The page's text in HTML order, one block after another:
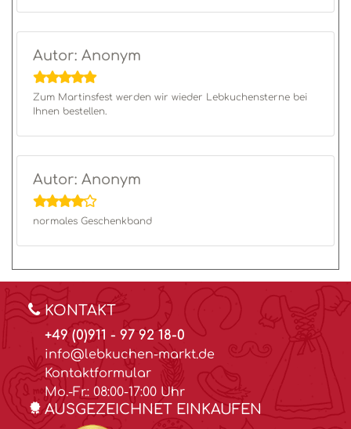
Autor: Anonym
Zum Martinsfest werden wir wieder Lebkuchensterne bei
Ihnen bestellen.
Autor: Anonym
normales Geschenkband
KONTAKT
+49 (0)911 - 97 92 18-0
info@lebkuchen-markt.de
Kontaktformular
Mo.-Fr.: 08:00-17:00 Uhr
AUSGEZEICHNET EINKAUFEN